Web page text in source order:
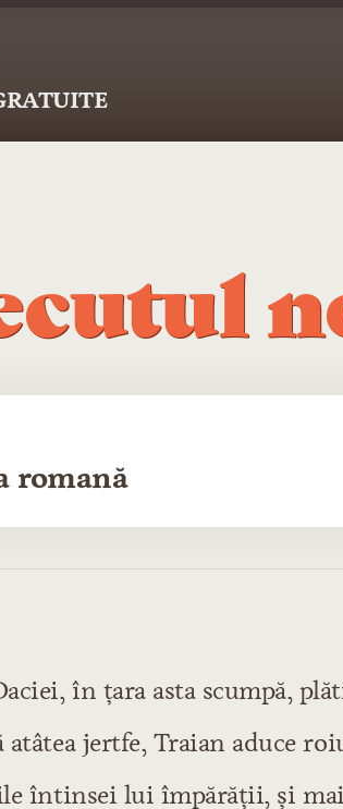
romană
în țara asta scumpă,
jertfe, Traian aduce
întinsei lui împărății, și